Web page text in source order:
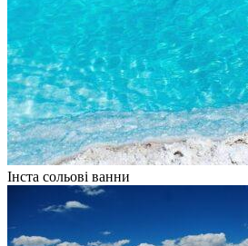
Інста сольові ванни